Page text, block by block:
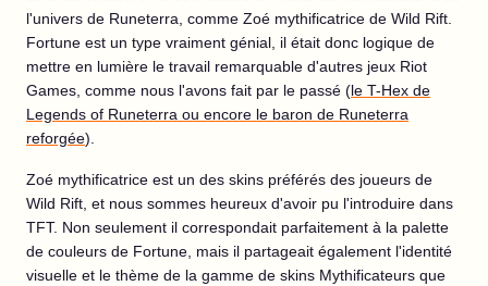
l'univers de Runeterra, comme Zoé mythificatrice de Wild Rift.
Fortune est un type vraiment génial, il était donc logique de
mettre en lumière le travail remarquable d'autres jeux Riot
Games, comme nous l'avons fait par le passé (le T-Hex de
Legends of Runeterra ou encore le baron de Runeterra
reforgée).
Zoé mythificatrice est un des skins préférés des joueurs de
Wild Rift, et nous sommes heureux d'avoir pu l'introduire dans
TFT. Non seulement il correspondait parfaitement à la palette
de couleurs de Fortune, mais il partageait également l'identité
visuelle et le thème de la gamme de skins Mythificateurs que